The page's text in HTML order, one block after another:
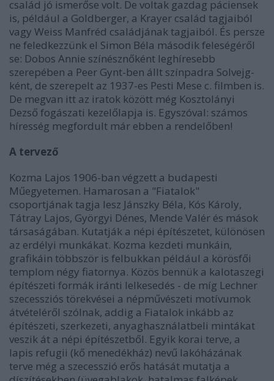
család jó ismerőse volt. De voltak gazdag páciensek
is, például a Goldberger, a Krayer család tagjaiból
vagy Weiss Manfréd családjának tagjaiból. És persze
ne feledkezzünk el Simon Béla második feleségéről
se: Dobos Annie színésznőként leghíresebb
szerepében a Peer Gynt-ben állt színpadra Solvejg-
ként, de szerepelt az 1937-es Pesti Mese c. filmben is.
De megvan itt az iratok között még Kosztolányi
Dezső fogászati kezelőlapja is. Egyszóval: számos
híresség megfordult már ebben a rendelőben!
A tervező
Kozma Lajos 1906-ban végzett a budapesti
Műegyetemen. Hamarosan a "Fiatalok"
csoportjának tagja lesz Jánszky Béla, Kós Károly,
Tátray Lajos, Györgyi Dénes, Mende Valér és mások
társaságában. Kutatják a népi építészetet, különösen
az erdélyi munkákat. Kozma kezdeti munkáin,
grafikáin többször is felbukkan például a körösfői
templom négy fiatornya. Közös bennük a kalotaszegi
építészeti formák iránti lelkesedés - de míg Lechner
szecessziós törekvései a népművészeti motívumok
átvételéről szólnak, addig a Fiatalok inkább az
építészeti, szerkezeti, anyaghasználatbeli mintákat
veszik át a népi építészetből. Egyik korai terve, a
lapis refugii (kő menedékház) nevű lakóházának
terve még a szecesszió erős hatását mutatja a